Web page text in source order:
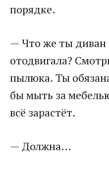
порядке.
— Что же ты диван
отодвигала?
пылюка. Ты
бы мыть за
всё зарастёт.
— Должна…